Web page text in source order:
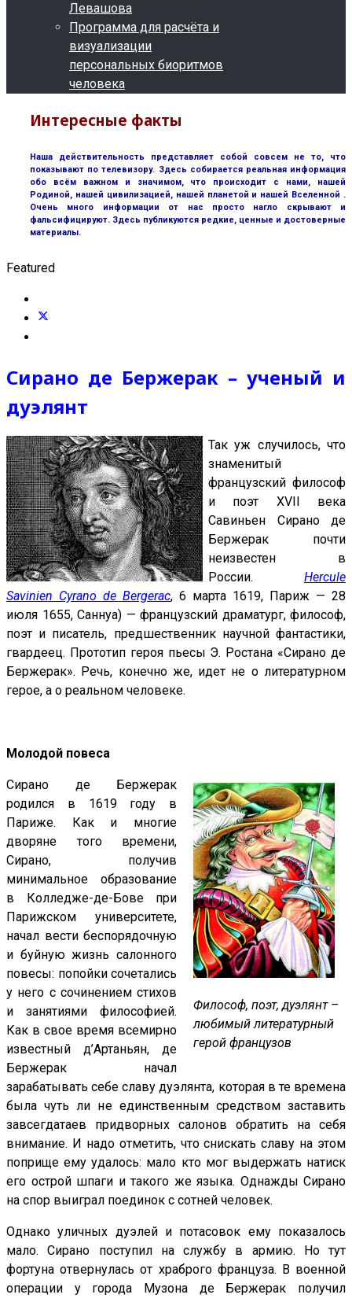
Левашова
Программа для расчёта и
визуализации
персональных биоритмов
человека
Интересные факты
Наша действительность представляет собой совсем не то, что
показывают по телевизору. Здесь собирается реальная информация
обо всём важном и значимом, что происходит с нами, нашей
Родиной, нашей цивилизацией, нашей планетой и нашей Вселенной .
Очень много информации от нас просто нагло скрывают и
фальсифицируют. Здесь публикуются редкие, ценные и достоверные
материалы.
Featured
Сирано де Бержерак – ученый и
дуэлянт
Так уж случилось, что
знаменитый
французский философ
и поэт XVII века
Савиньен Сирано де
Бержерак почти
неизвестен в
России. Hercule
Savinien Cyrano de Bergerac, 6 марта 1619, Париж — 28
июля 1655, Саннуа) — французский драматург, философ,
поэт и писатель, предшественник научной фантастики,
гвардеец. Прототип героя пьесы Э. Ростана «Сирано де
Бержерак». Речь, конечно же, идет не о литературном
герое, а о реальном человеке.
Молодой повеса
Философ, поэт, дуэлянт –
любимый литературный
герой французов
Сирано де Бержерак
родился в 1619 году в
Париже. Как и многие
дворяне того времени,
Сирано, получив
минимальное образование
в Колледже-де-Бове при
Парижском университете,
начал вести беспорядочную
и буйную жизнь салонного
повесы: попойки сочетались
у него с сочинением стихов
и занятиями философией.
Как в свое время всемирно
известный д’Артаньян, де
Бержерак начал
зарабатывать себе славу дуэлянта, которая в те времена
была чуть ли не единственным средством заставить
завсегдатаев придворных салонов обратить на себя
внимание. И надо отметить, что снискать славу на этом
поприще ему удалось: мало кто мог выдержать натиск
его острой шпаги и такого же языка. Однажды Сирано
на спор выиграл поединок с сотней человек.
Однако уличных дуэлей и потасовок ему показалось
мало. Сирано поступил на службу в армию. Но тут
фортуна отвернулась от храброго француза. В военной
операции у города Музона де Бержерак получил